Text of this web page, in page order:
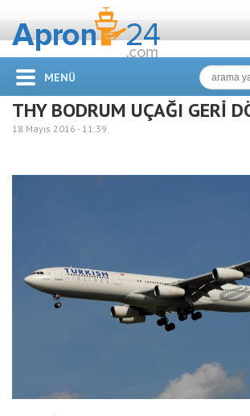
MENÜ
THY BODRUM UÇAĞI GERİ
18 Mayıs 2016 - 11:39